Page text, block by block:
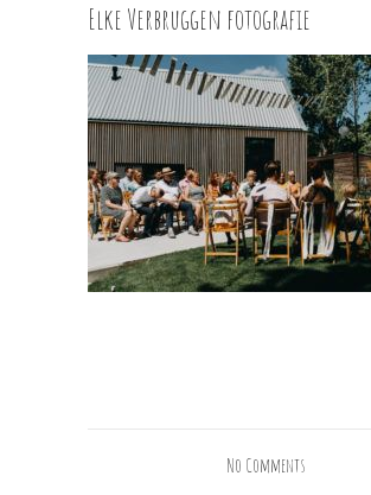
Elke Verbruggen fotografie
No Comments